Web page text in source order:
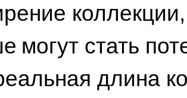
могут стать
длина